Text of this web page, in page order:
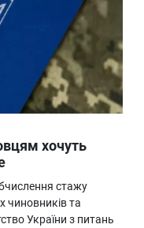
хочуть
стажу
чиновників та
України з питань